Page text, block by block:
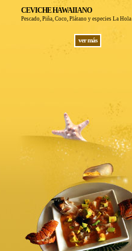
CEVICHE HAWAIIANO
Pescado, Piña, Coco, Plátano y especies La Hola
ver más